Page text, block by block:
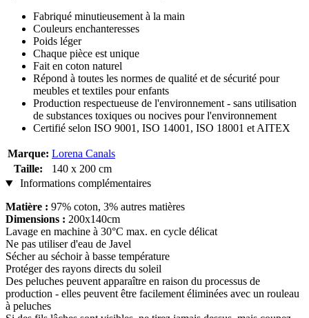
Fabriqué minutieusement à la main
Couleurs enchanteresses
Poids léger
Chaque pièce est unique
Fait en coton naturel
Répond à toutes les normes de qualité et de sécurité pour
meubles et textiles pour enfants
Production respectueuse de l'environnement - sans utilisation
de substances toxiques ou nocives pour l'environnement
Certifié selon ISO 9001, ISO 14001, ISO 18001 et AITEX
Marque: Lorena Canals
Taille:
140 x 200 cm
Informations complémentaires
Matière : 97% coton, 3% autres matières
Dimensions : 200x140cm
Lavage en machine à 30°C max. en cycle délicat
Ne pas utiliser d'eau de Javel
Sécher au séchoir à basse température
Protéger des rayons directs du soleil
Des peluches peuvent apparaître en raison du processus de
production - elles peuvent être facilement éliminées avec un rouleau
à peluches